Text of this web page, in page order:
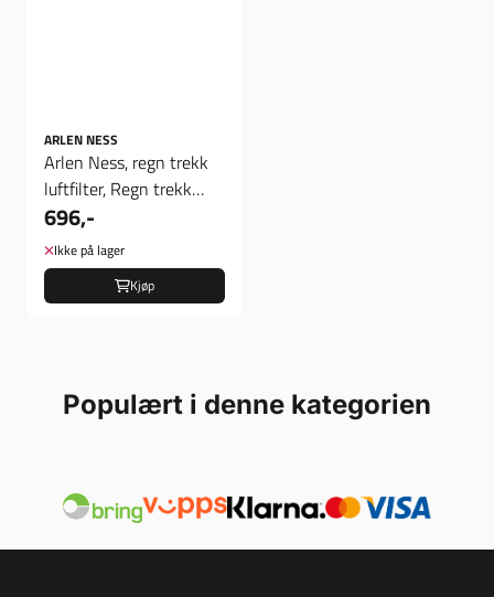
ARLEN NESS
Arlen Ness, regn trekk
luftfilter, Regn trekk
luftfilter
696,-
Ikke på lager
Kjøp
Populært i denne kategorien